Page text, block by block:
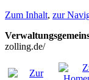
Zum Inhalt, zur
zolling.de/